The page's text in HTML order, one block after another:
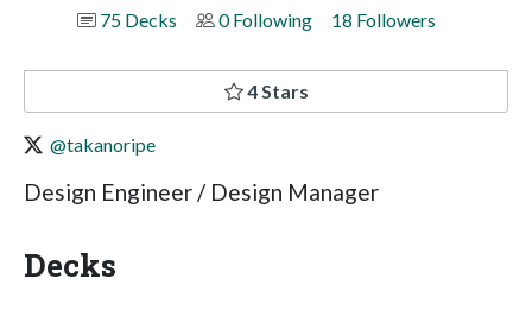
75 Decks
0 Following 18 Followers
4 Stars
@takanoripe
Design Engineer / Design Manager
Decks